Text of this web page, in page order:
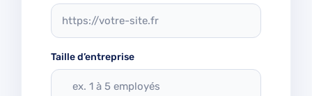
Taille d’entreprise